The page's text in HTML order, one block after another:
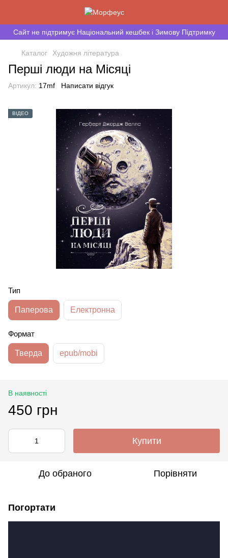
Сайт не підтримує Національний кешбек і Зимову Підтримку
Каталог Художня література
Перші люди на Місяці
Артикул: 17mf Написати відгук
ВІДЕО
Тип
Паперова Електронна
Формат
Тверда epub/mobi
В наявності
450 грн
Купити
До обраного Порівняти
Погортати